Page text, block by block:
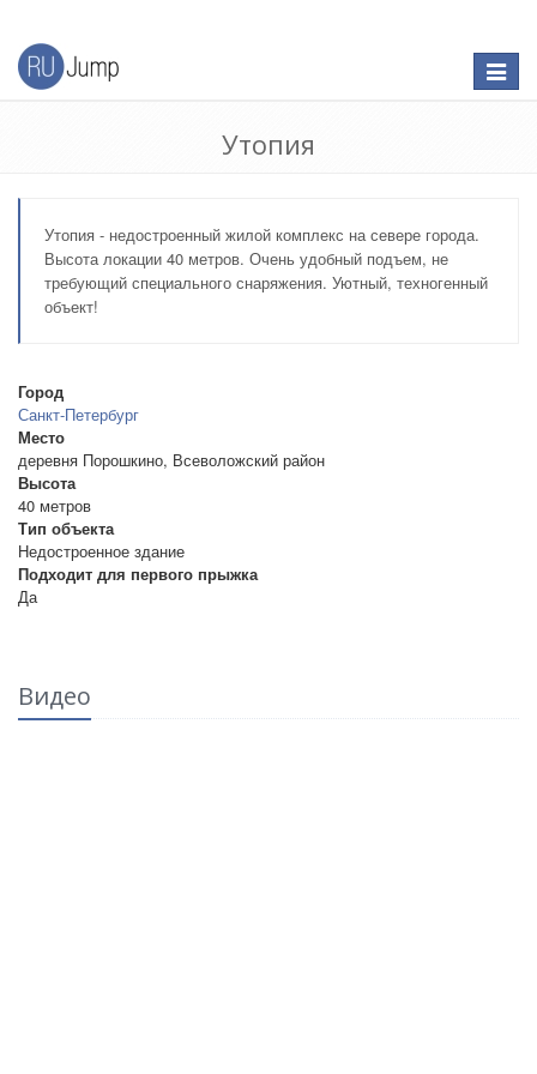
меню
Утопия
Утопия - недостроенный жилой комплекс на севере города.
Высота локации 40 метров. Очень удобный подъем, не
требующий специального снаряжения. Уютный, техногенный
объект!
Город
Санкт-Петербург
Место
деревня Порошкино, Всеволожский район
Высота
40 метров
Тип объекта
Недостроенное здание
Подходит для первого прыжка
Да
Видео